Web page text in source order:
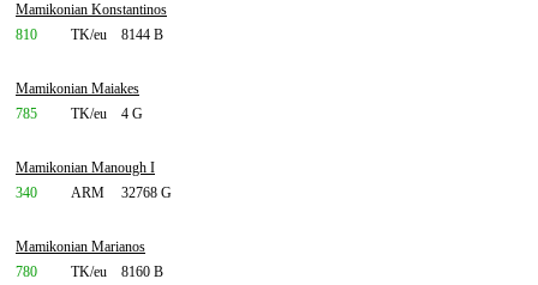
Mamikonian Konstantinos
810
TK/eu 8144 B
Mamikonian Maiakes
785
TK/eu 4 G
Mamikonian Manough I
340
ARM 32768 G
Mamikonian Marianos
780
TK/eu 8160 B